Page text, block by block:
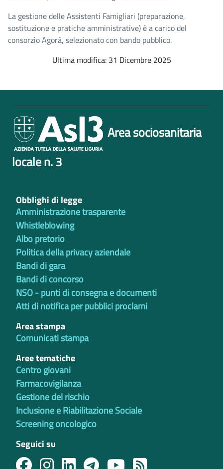
La gestione delle Assistenti Famigliari (preparazione,
sostituzione e pratiche amministrative) è a carico del
consorzio Agorà, selezionato con bando pubblico.
Ultima modifica: 31 Dicembre 2025
Area sociosanitaria
locale n. 3
Obblighi di legge
Amministrazione trasparente
Whistleblowing
Albo pretorio
Politica della privacy aziendale
Bandi di gara
Bandi di concorso
NSO - punti di consegna e documenti
Atti di notifica per pubblici proclami
Area stampa
Comunicati stampa
Aree tematiche
Centro giovani
Farmacovigilanza
Gestione del rischio
Inclusione e Riabilitazione Sociale
Screening oncologico
Seguici su